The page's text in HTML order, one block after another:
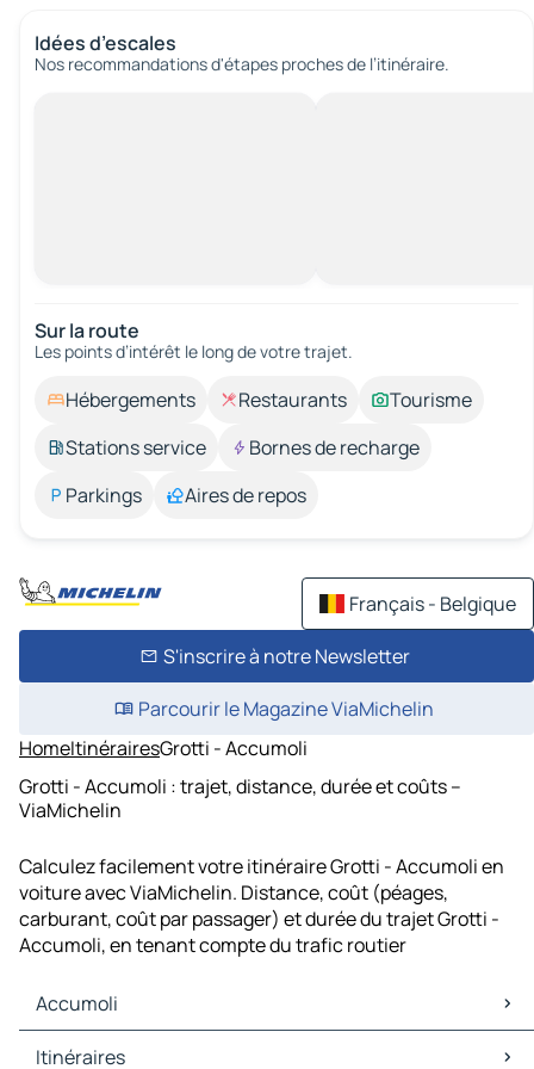
Idées d’escales
Nos recommandations d'étapes proches de l’itinéraire.
Sur la route
Les points d’intérêt le long de votre trajet.
Hébergements Restaurants
Tourisme
Stations service
Bornes de recharge
Parkings
Aires de repos
Français - Belgique
S'inscrire à notre Newsletter
Parcourir le Magazine ViaMichelin
HomeItinérairesGrotti - Accumoli
Grotti - Accumoli : trajet, distance, durée et coûts –
ViaMichelin
Calculez facilement votre itinéraire Grotti - Accumoli en
voiture avec ViaMichelin. Distance, coût (péages,
carburant, coût par passager) et durée du trajet Grotti -
Accumoli, en tenant compte du trafic routier
Accumoli
Accumoli Cartes et plans
Itinéraires